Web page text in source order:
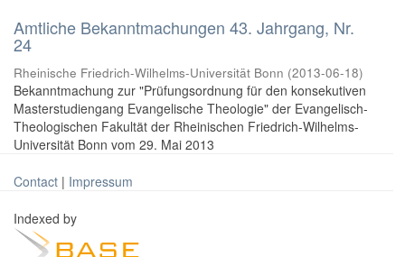
Amtliche Bekanntmachungen 43. Jahrgang, Nr.
24
Rheinische Friedrich-Wilhelms-Universität Bonn (2013-06-18)
Bekanntmachung zur "Prüfungsordnung für den konsekutiven
Masterstudiengang Evangelische Theologie" der Evangelisch-
Theologischen Fakultät der Rheinischen Friedrich-Wilhelms-
Universität Bonn vom 29. Mai 2013
Contact | Impressum
Indexed by